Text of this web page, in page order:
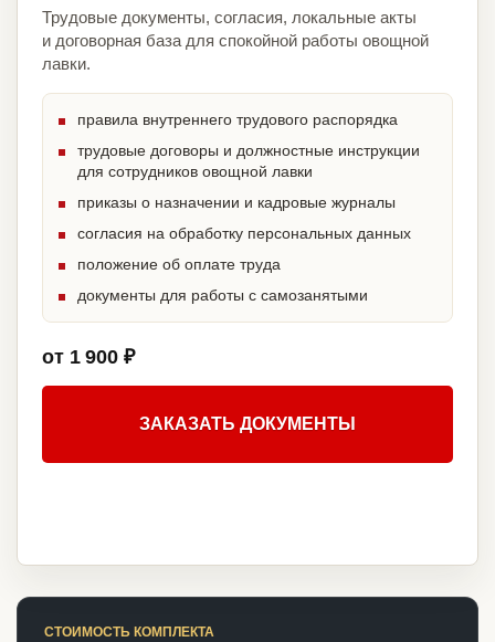
Трудовые документы, согласия, локальные акты
и договорная база для спокойной работы овощной
лавки.
правила внутреннего трудового распорядка
трудовые договоры и должностные инструкции
для сотрудников овощной лавки
приказы о назначении и кадровые журналы
согласия на обработку персональных данных
положение об оплате труда
документы для работы с самозанятыми
от 1 900 ₽
ЗАКАЗАТЬ ДОКУМЕНТЫ
СТОИМОСТЬ КОМПЛЕКТА